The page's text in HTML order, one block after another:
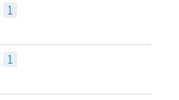
1
1